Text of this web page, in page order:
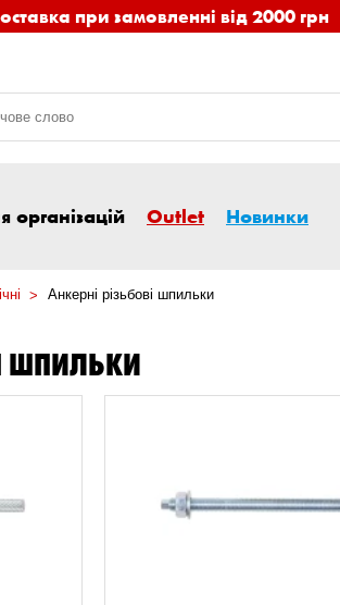
при замовленні від 2000 грн
організацій Outlet Новинки
Анкерні різьбові шпильки
ШПИЛЬКИ